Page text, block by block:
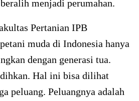
menjadi perumahan.
Pertanian IPB
muda di Indonesia hanya
dengan generasi tua.
Hal ini bisa dilihat
peluang. Peluangnya adalah